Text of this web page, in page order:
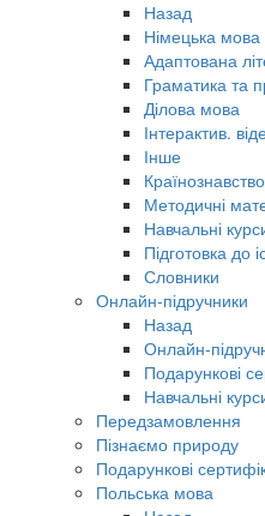
Назад
Німецька мова
Адаптована
Граматика та
Ділова мова
Інтерактив.
Інше
Країнознавство
Методичні
Навчальні
Підготовка до
Словники
Онлайн-підручники
Назад
Онлайн-
Подарункові
Навчальні
Передзамовлення
Пізнаємо природу
Подарункові
Польська мова